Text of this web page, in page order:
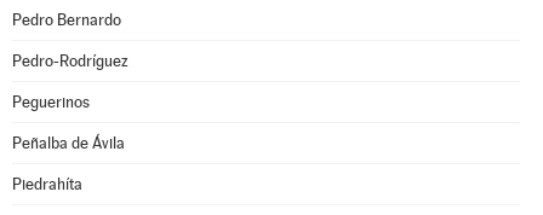
Pedro Bernardo
Pedro-Rodríguez
Peguerinos
Peñalba de Ávila
Piedrahíta